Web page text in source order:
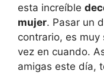
esta increíble
mujer. Pasar un
contrario, es
vez en cuando.
amigas este día,